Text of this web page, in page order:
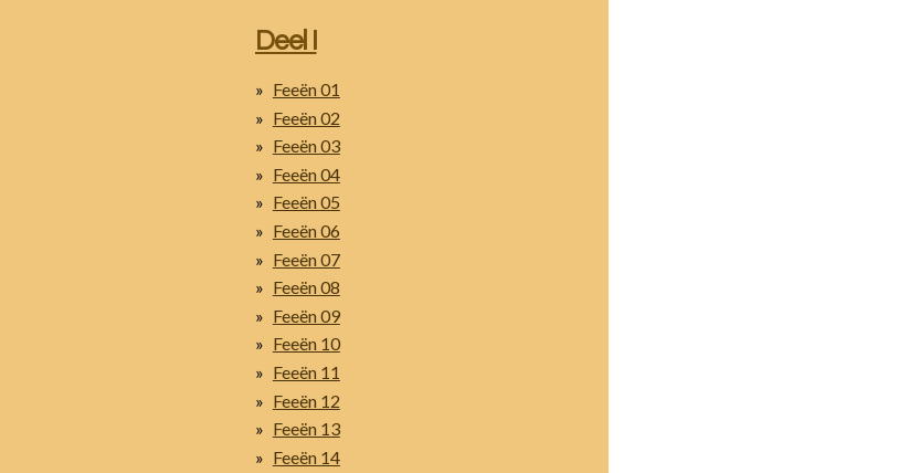
Deel I
Feeën 01
Feeën 02
Feeën 03
Feeën 04
Feeën 05
Feeën 06
Feeën 07
Feeën 08
Feeën 09
Feeën 10
Feeën 11
Feeën 12
Feeën 13
Feeën 14